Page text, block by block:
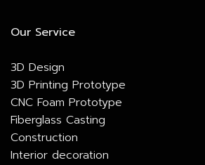
Our Service
3D Design
3D Printing Prototype
CNC Foam Prototype
Fiberglass Casting
Construction
Interior decoration